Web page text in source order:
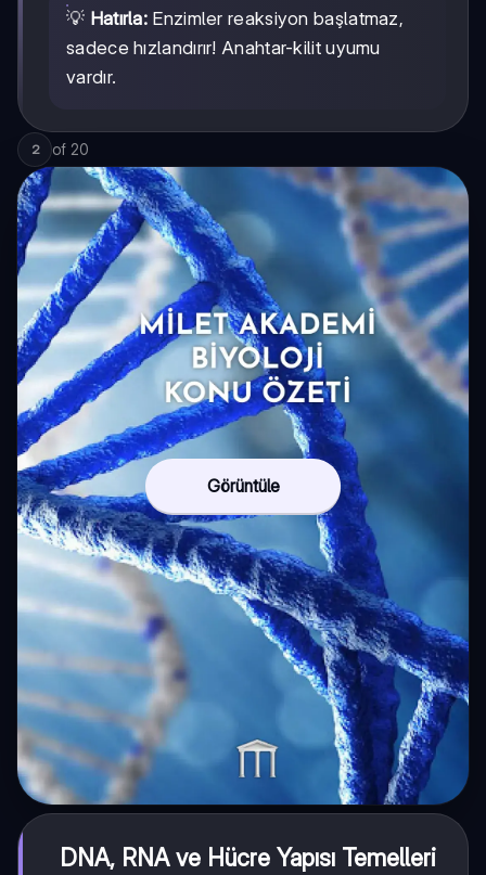
💡 Hatırla: Enzimler reaksiyon başlatmaz,
sadece hızlandırır! Anahtar-kilit uyumu
vardır.
2 of 20
Görüntüle
DNA, RNA ve Hücre Yapısı Temelleri